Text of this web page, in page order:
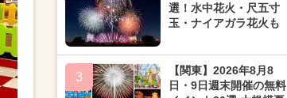
選！水中花火・尺五寸
玉・ナイアガラ花火も
3
【関東】2026年8月8
日・9日週末開催の無料